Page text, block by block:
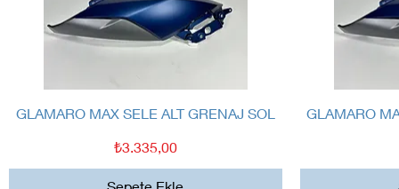
Hızlı Bakış
GLAMARO MAX SELE ALT GRENAJ SOL
Fiyat
₺3.335,00
GLAMARO